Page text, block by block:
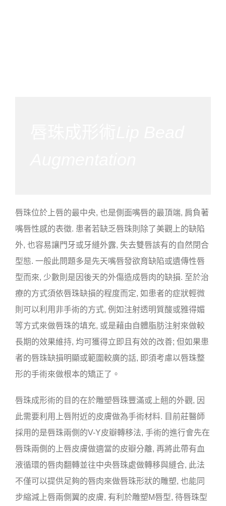
唇珠位於上唇的最中央, 也是側面嘴唇的最頂端, 肩負著
嘴唇性感的表徵. 患者若缺乏唇珠則除了美觀上的缺陷
外, 也容易讓門牙或牙縫外露, 失去雙唇該有的自然閉合
型態. 一般此問題多是先天嘴唇發欲育缺陷或遺傳性唇
型而來, 少數則是因後天的外傷造成唇肉的缺損. 至於治
療的方式須依唇珠缺損的程度而定, 如患者的症狀輕微
則可以利用非手術的方式, 例如注射透明質酸或雅得媚
等方式來做唇珠的填充, 或是藉由自體脂肪注射來做較
長期的效果維持, 均可獲得立即且有效的改善; 但如果患
者的唇珠缺損明顯或範圍較廣的話, 即須考慮以唇珠整
形的手術來做根本的矯正了。
唇珠成形術的目的在於雕塑唇珠豐滿或上翹的外觀, 因
此需要利用上唇附近的皮膚做為手術材料. 目前莊醫師
採用的是唇珠兩側的V-Y皮瓣轉移法, 手術的進行會先在
唇珠兩側的上唇皮膚做適當的皮瓣分離, 再將此帶有血
液循環的唇肉翻轉並往中央唇珠處做轉移與縫合, 此法
不僅可以提供足夠的唇肉來做唇珠形狀的雕塑, 也能同
步縮減上唇兩側翼的皮膚, 有利於雕塑M唇型, 待唇珠型